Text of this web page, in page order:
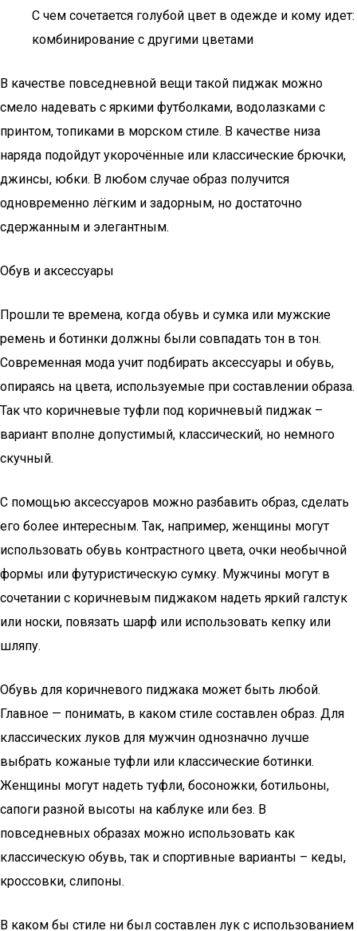
С чем сочетается голубой цвет в одежде и кому идет:
комбинирование с другими цветами
В качестве повседневной вещи такой пиджак можно
смело надевать с яркими футболками, водолазками с
принтом, топиками в морском стиле. В качестве низа
наряда подойдут укорочённые или классические брючки,
джинсы, юбки. В любом случае образ получится
одновременно лёгким и задорным, но достаточно
сдержанным и элегантным.
Обув и аксессуары
Прошли те времена, когда обувь и сумка или мужские
ремень и ботинки должны были совпадать тон в тон.
Современная мода учит подбирать аксессуары и обувь,
опираясь на цвета, используемые при составлении образа.
Так что коричневые туфли под коричневый пиджак –
вариант вполне допустимый, классический, но немного
скучный.
С помощью аксессуаров можно разбавить образ, сделать
его более интересным. Так, например, женщины могут
использовать обувь контрастного цвета, очки необычной
формы или футуристическую сумку. Мужчины могут в
сочетании с коричневым пиджаком надеть яркий галстук
или носки, повязать шарф или использовать кепку или
шляпу.
Обувь для коричневого пиджака может быть любой.
Главное — понимать, в каком стиле составлен образ. Для
классических луков для мужчин однозначно лучше
выбрать кожаные туфли или классические ботинки.
Женщины могут надеть туфли, босоножки, ботильоны,
сапоги разной высоты на каблуке или без. В
повседневных образах можно использовать как
классическую обувь, так и спортивные варианты – кеды,
кроссовки, слипоны.
В каком бы стиле ни был составлен лук с использованием